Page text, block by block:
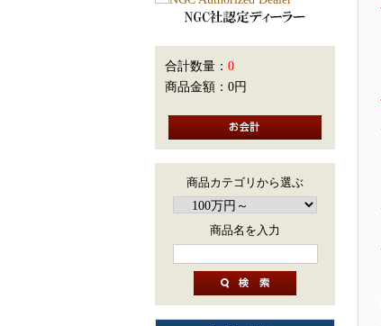
合計数量： 0
商品金額： 0円
商品カテゴリから選ぶ
商品名を入力